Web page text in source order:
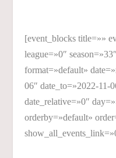
[event_blocks title=»»
league=»0″
format=»default»
06″ date_to=»2022-11-
date_relative=»0″
orderby=»default»